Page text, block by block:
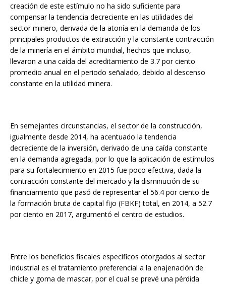
creación de este estímulo no ha sido suficiente para
compensar la tendencia decreciente en las utilidades del
sector minero, derivada de la atonía en la demanda de los
principales productos de extracción y la constante contracción
de la minería en el ámbito mundial, hechos que incluso,
llevaron a una caída del acreditamiento de 3.7 por ciento
promedio anual en el periodo señalado, debido al descenso
constante en la utilidad minera.
En semejantes circunstancias, el sector de la construcción,
igualmente desde 2014, ha acentuado la tendencia
decreciente de la inversión, derivado de una caída constante
en la demanda agregada, por lo que la aplicación de estímulos
para su fortalecimiento en 2015 fue poco efectiva, dada la
contracción constante del mercado y la disminución de su
financiamiento que pasó de representar el 56.4 por ciento de
la formación bruta de capital fijo (FBKF) total, en 2014, a 52.7
por ciento en 2017, argumentó el centro de estudios.
Entre los beneficios fiscales específicos otorgados al sector
industrial es el tratamiento preferencial a la enajenación de
chicle y goma de mascar, por el cual se prevé una pérdida